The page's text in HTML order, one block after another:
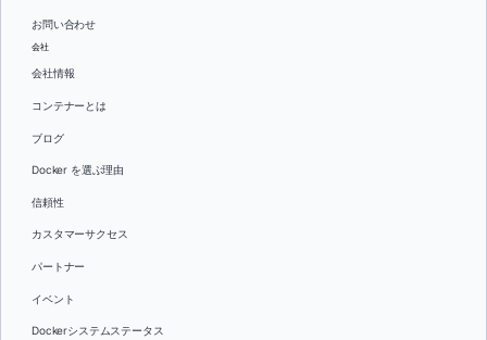
お問い合わせ
会社
会社情報
コンテナーとは
ブログ
Docker を選ぶ理由
信頼性
カスタマーサクセス
パートナー
イベント
Dockerシステムステータス